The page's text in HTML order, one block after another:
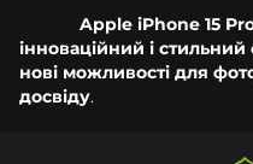
Apple iPhone 15
інноваційний і
нові можливості для
досвіду.